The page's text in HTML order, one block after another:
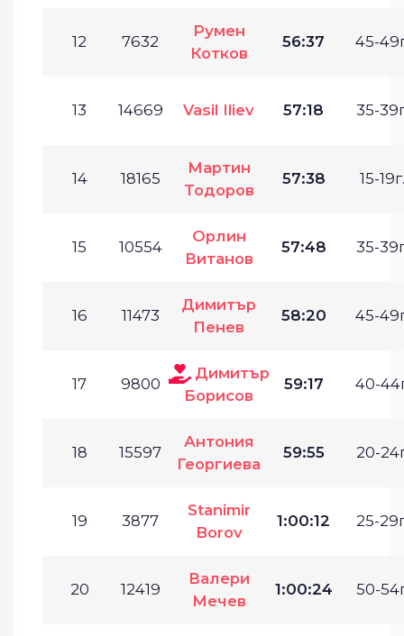
12 7632
Румен
Котков
56:37 45-
13 14669 Vasil Iliev 57:18 35-
14 18165
Мартин
Тодоров
57:38 15-19г.
15 10554
Орлин
Витанов
57:48 35-
16 11473
Димитър
Пенев
58:20 45-
17 9800
Димитър
Борисов
59:17 40-
18 15597
Антония
Георгиева
59:55 20-
19 3877
Stanimir
Borov
1:00:12 25-
20 12419
Валери
Мечев
1:00:24 50-